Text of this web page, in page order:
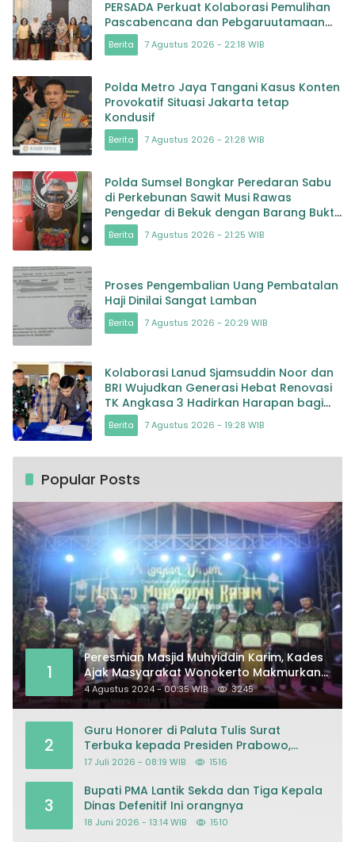
PERSADA Perkuat Kolaborasi Pemulihan
Pascabencana dan Pebgaruutamaan
Inklusi
Berita 7 Agustus 2026 - 22:18 WIB
Polda Metro Jaya Tangani Kasus Konten
Provokatif Situasi Jakarta tetap
Kondusif
Berita 7 Agustus 2026 - 21:28 WIB
Polda Sumsel Bongkar Peredaran Sabu
di Perkebunan Sawit Musi Rawas
Pengedar di Bekuk dengan Barang Bukti
Sabu dan Timbangan
Berita 7 Agustus 2026 - 21:25 WIB
Proses Pengembalian Uang Pembatalan
Haji Dinilai Sangat Lamban
Berita 7 Agustus 2026 - 20:29 WIB
Kolaborasi Lanud Sjamsuddin Noor dan
BRI Wujudkan Generasi Hebat Renovasi
TK Angkasa 3 Hadirkan Harapan bagi
masa depan Bangsa
Berita 7 Agustus 2026 - 19:28 WIB
Popular Posts
1
Peresmian Masjid Muhyiddin Karim, Kades
Ajak Masyarakat Wonokerto Makmurkan
Masjid
4 Agustus 2024 - 00:35 WIB 3245
2
Guru Honorer di Paluta Tulis Surat
Terbuka kepada Presiden Prabowo,
Mohon Keadilan atas Dugaan
17 Juli 2026 - 08:19 WIB 1516
3
Bupati PMA Lantik Sekda dan Tiga Kepala
Dinas Defenitif Ini orangnya
18 Juni 2026 - 13:14 WIB 1510